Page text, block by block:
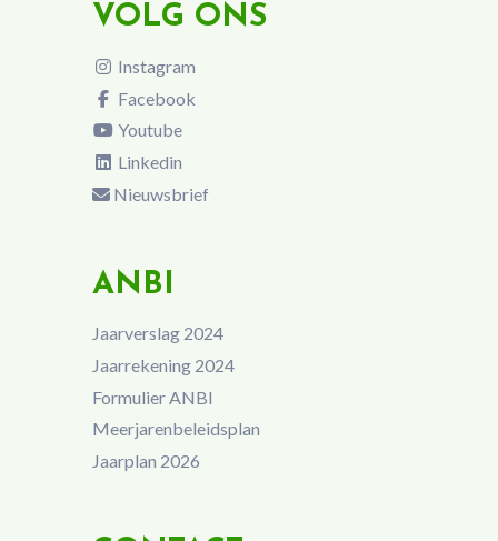
VOLG ONS
Instagram
Facebook
Youtube
Linkedin
Nieuwsbrief
ANBI
Jaarverslag 2024
Jaarrekening 2024
Formulier ANBI
Meerjarenbeleidsplan
Jaarplan 2026